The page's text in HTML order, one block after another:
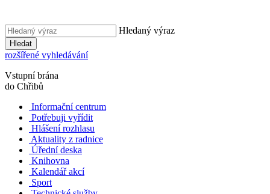
Hledaný výraz
Hledat
rozšířené vyhledávání
Vstupní brána
do Chřibů
Informační centrum
Potřebuji vyřídit
Hlášení rozhlasu
Aktuality z radnice
Úřední deska
Knihovna
Kalendář akcí
Sport